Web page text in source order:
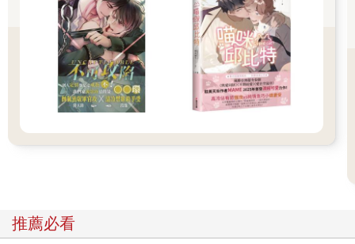
雖然這麼想，不過陰影馬上又陷入閉嘴當蚌殼的最高境界，以不
快不慢，正好可以讓我牢牢跟著的步伐一直走走走。在大片黑色
砂礫上走了一小段時間後，終於開始出現黑色的樹，簡直像上了
一層鐵甲的黑色樹枝糾結彎曲，像極女巫的魔爪，給人一種一邊
把玩手指，一邊構思邪惡計謀的怪異感覺。
通過了小片爪子樹林，最後看見的是一間與周圍非常格格不入的
沒錯，就是小木屋，超級普通、可以在小村莊裡看見的那種溫馨
小木屋，甚至還有手工籬笆和幾個種植綠色植物的盆栽呢。
根據這些人的標準流程，估計那間屋子裡現在已經準備了安定身
心健康的食物或飲料，接著學長等人也會在那邊出現，跟著開始
推薦必看